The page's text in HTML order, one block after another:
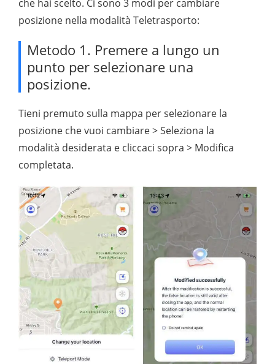
che hai scelto. Ci sono 3 modi per cambiare
posizione nella modalità Teletrasporto:
Metodo 1. Premere a lungo un
punto per selezionare una
posizione.
Tieni premuto sulla mappa per selezionare la
posizione che vuoi cambiare > Seleziona la
modalità desiderata e cliccaci sopra > Modifica
completata.